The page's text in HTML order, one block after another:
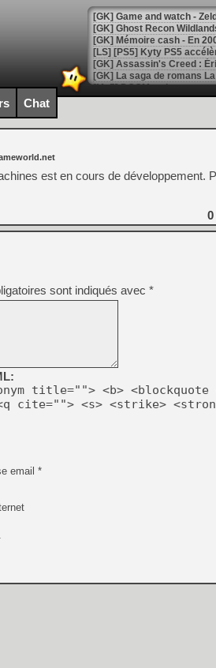
[Mo5] DOOM arrive en
[GK] Bethesda fête les 30
[GK] Roblox : l'action en
[GK] Agenda - GeForce
[GK] Devolver Digital en a
[LS] [PS5] ps5-y2jb-
[GK] Pourquoi Marvel
[GK] Test : Restory : Chill
[GK] GTA 6 : Rockstar
[GK] Hot Wheels Infinite
[GK] Mémoire cash -
[GK] Résultats Nintendo :
[GK] Déjà des
[Mo5] Brickboy cherche à
[GK] Minecraft et ses «
[GK] Beast of
[GK] Ubisoft : fin de partie
[GK] Mémoire cash -
[GK] Dan Houser (GTA)
[GK] Comment EA Sports
[GK] Crimson Moon : un
[GK] Isle of Reveries : le
[GK] Moonlighter 2 : The
[GK] Capcom relance
[Mo5] Deux inédits du
[GK] Le beat'em up The
[GK] Endless Legend 2 :
[LS] [PS5] Premiers
Chat
est en cours de développement.
0
sont indiqués avec *
title=""> <b> <blockquote
cite=""> <s> <strike>
email *